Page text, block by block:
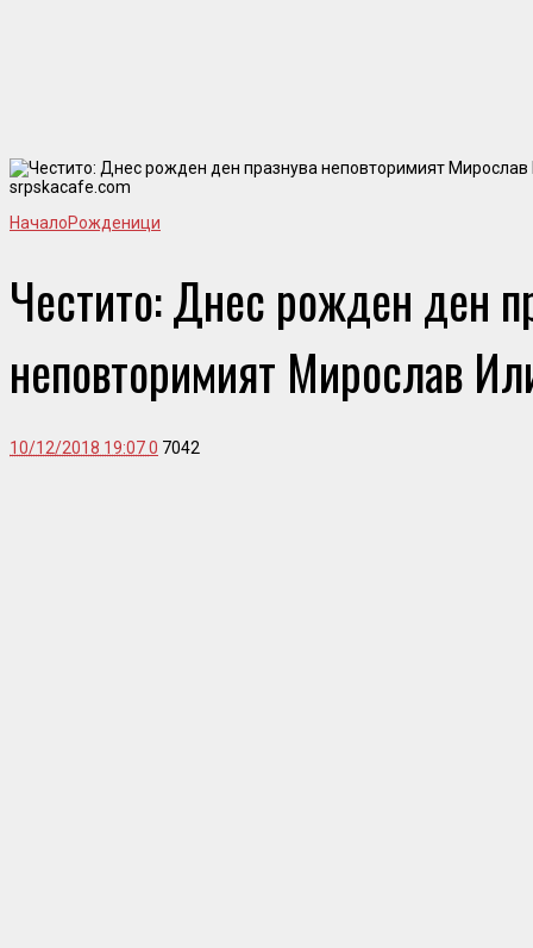
srpskacafe.com
НачалоРожденици
Честито: Днес рожден ден
неповторимият Мирослав
10/12/2018 19:070 7042